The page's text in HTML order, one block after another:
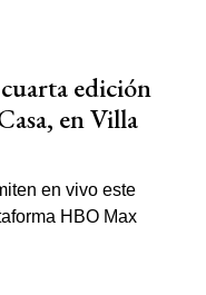
edición
en Villa